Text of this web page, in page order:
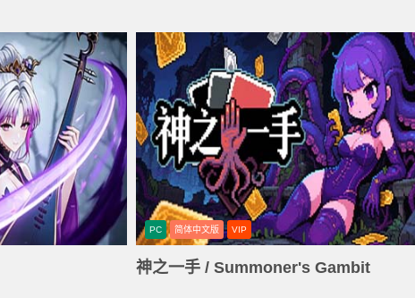
PC 简体中文版 VIP
神之一手 / Summoner's Gambit